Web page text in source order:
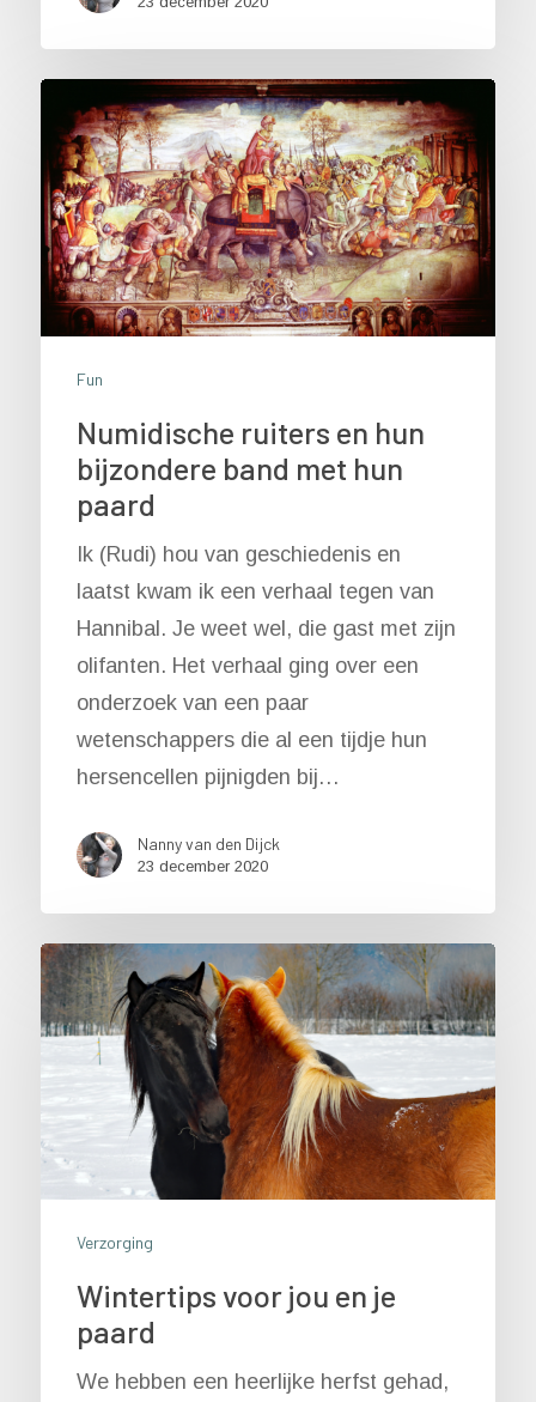
Fun
Numidische ruiters en hun
bijzondere band met hun
paard
Ik (Rudi) hou van geschiedenis en
laatst kwam ik een verhaal tegen van
Hannibal. Je weet wel, die gast met zijn
olifanten. Het verhaal ging over een
onderzoek van een paar
wetenschappers die al een tijdje hun
hersencellen pijnigden bij…
Nanny van den Dijck
23 december 2020
Verzorging
Wintertips voor jou en je
paard
We hebben een heerlijke herfst gehad,